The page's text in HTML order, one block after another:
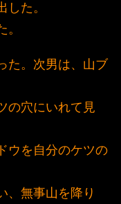
た。
た。次男は、山ブ
の穴にいれて見
ウを自分のケツの
、無事山を降り